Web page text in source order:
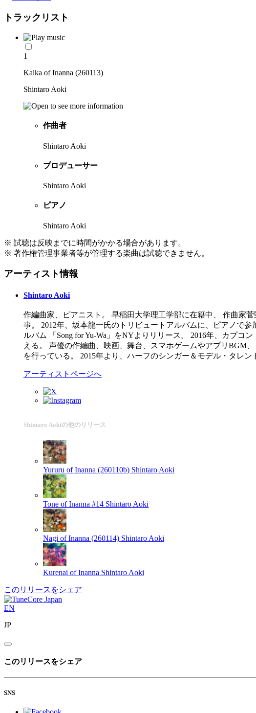
トラックリスト
1
Kaika of Inanna (260113)
Shintaro Aoki
作曲者
Shintaro Aoki
プロデューサー
Shintaro Aoki
ピアノ
Shintaro Aoki
※ 試聴は反映までに時間がかかる場合があります。
※ 著作権管理事業者等が管理する楽曲は試聴できません。
アーティスト情報
Shintaro Aoki
作編曲家、ピアニスト。 早稲田大学理工学部に在籍中、 作曲家
事。 2012年、坂本龍一氏のトリビュートアルバムに、ピアノで
ルバム 「Song for Yu-Wa」をNYよりリリース。 2016年、カプコ
える。 声優の作編曲、映画、舞台、スマホゲームやアプリBGM
を行っている。 2015年より、ハーフのシンガー＆モデル・タレ
アーティストページへ
Shintaro Aokiの他のリリース
Yururu of Inanna (260110b) Shintaro Aoki
Tone of Inanna #14 Shintaro Aoki
Nagi of Inanna (260114) Shintaro Aoki
Kurenai of Inanna Shintaro Aoki
このリリースをシェア
EN
JP
このリリースをシェア
SNS